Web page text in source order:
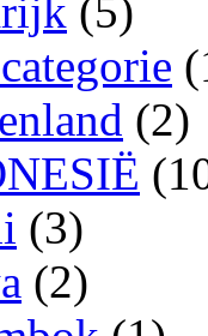
(5)
(2)
(3)
(2)